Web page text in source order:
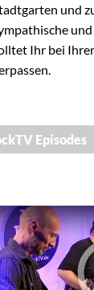
und
Ihr bei
Episodes